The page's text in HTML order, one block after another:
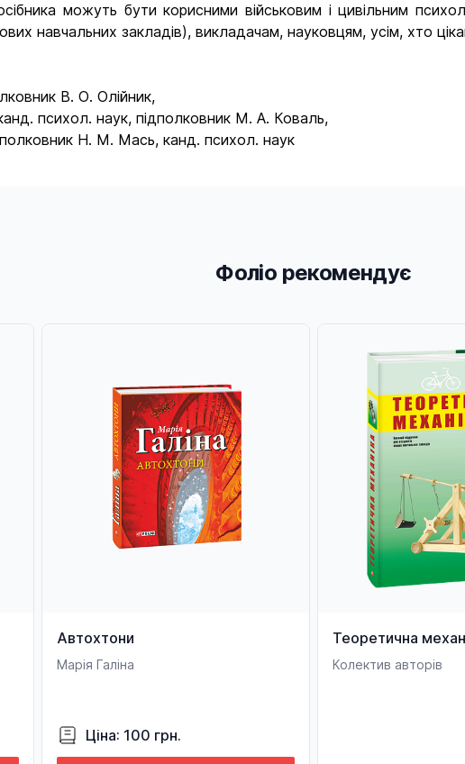
можуть бути корисними військовим і цивільним
навчальних закладів), викладачам, науковцям, усім, хто
В. О. Олійник,
психол. наук, підполковник М. А. Коваль,
Н. М. Мась, канд. психол. наук
Фоліо рекомендує
Автохтони
Марія Галіна
Ціна: 100 грн.
Теоретична
Колектив авторів